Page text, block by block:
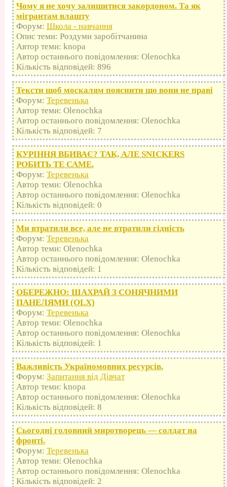
Чому я не хочу залишитися закордоном. Та як
мігрантам влашту
Форум: Школа - навчання
Опис теми: Роздуми заробітчанина
Автор теми: knopa
Автор останнього повідомлення: Olenochka
Кількість відповідей: 896
Тексти щоб москалям пояснити що вони не праві
Форум: Теревенька
Автор теми: Olenochka
Автор останнього повідомлення: Olenochka
Кількість відповідей: 7
КУРІННЯ ВБИВАЄ? ТАК, АЛЕ SNICKERS
РОБИТЬ ТЕ САМЕ.
Форум: Теревенька
Автор теми: Olenochka
Автор останнього повідомлення: Olenochka
Кількість відповідей: 0
Ми втратили все, але не втратили гідність
Форум: Теревенька
Автор теми: Olenochka
Автор останнього повідомлення: Olenochka
Кількість відповідей: 1
ОБЕРЕЖНО: ШАХРАЙ З СОНЯЧНИМИ
ПАНЕЛЯМИ (OLX)
Форум: Теревенька
Автор теми: Olenochka
Автор останнього повідомлення: Olenochka
Кількість відповідей: 1
Важливість Україномовних ресурсів.
Форум: Запитання від Дівчат
Автор теми: knopa
Автор останнього повідомлення: Olenochka
Кількість відповідей: 8
Сьогодні головний миротворець — солдат на
фронті.
Форум: Теревенька
Автор теми: Olenochka
Автор останнього повідомлення: Olenochka
Кількість відповідей: 2